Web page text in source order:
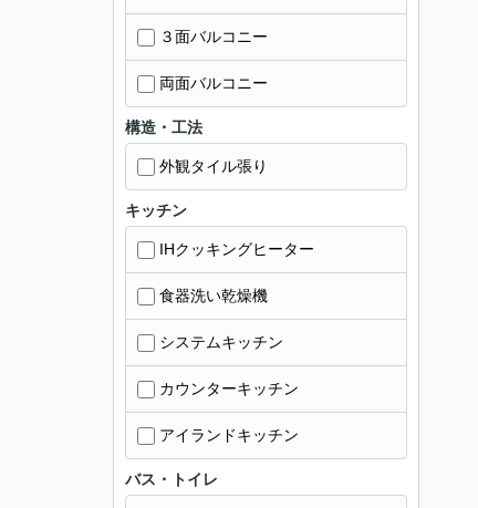
３面バルコニー
両面バルコニー
構造・工法
外観タイル張り
キッチン
IHクッキングヒーター
食器洗い乾燥機
システムキッチン
カウンターキッチン
アイランドキッチン
バス・トイレ